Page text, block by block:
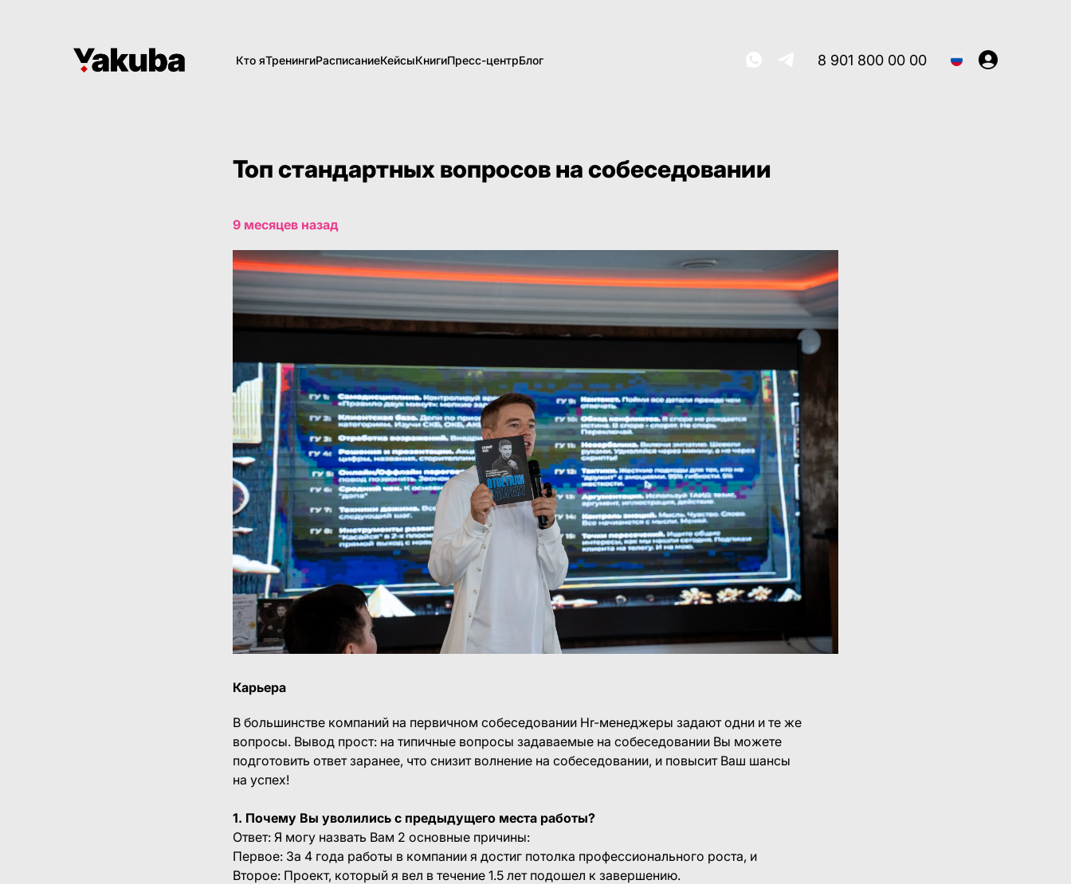
Кто яТренингиРасписаниеКейсыКнигиПресс-центрБлог 8 901 800 00 00
Топ стандартных вопросов на собеседовании
9 месяцев назад
Карьера
В большинстве компаний на первичном собеседовании Hr-менеджеры задают одни и те же
вопросы. Вывод прост: на типичные вопросы задаваемые на собеседовании Вы можете
подготовить ответ заранее, что снизит волнение на собеседовании, и повысит Ваш шансы
на успех!
1. Почему Вы уволились с предыдущего места работы?
Ответ: Я могу назвать Вам 2 основные причины:
Первое: За 4 года работы в компании я достиг потолка профессионального роста, и
Второе: Проект, который я вел в течение 1.5 лет подошел к завершению.